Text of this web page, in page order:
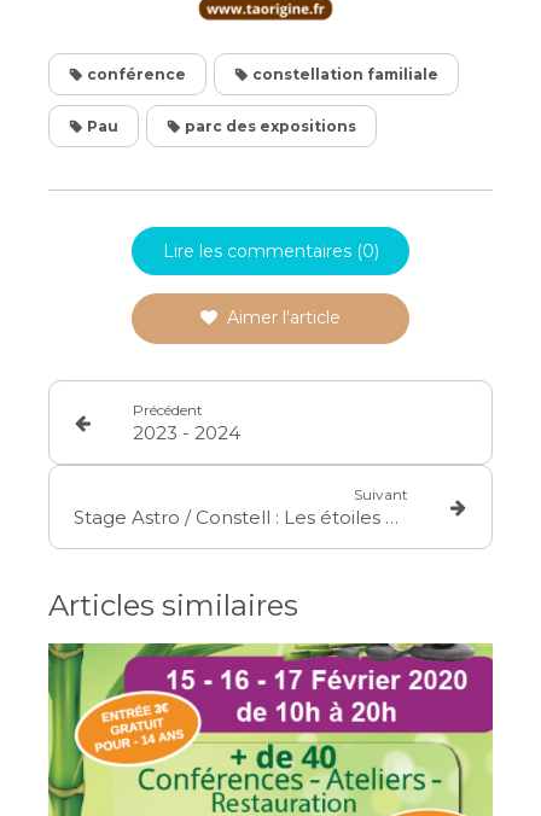
conférence constellation familiale
Pau parc des expositions
Lire les commentaires (0)
Aimer l'article
Précédent
2023 - 2024
Suivant
Stage Astro / Constell : Les étoiles au service des humains... 17 & 18 février
Articles similaires